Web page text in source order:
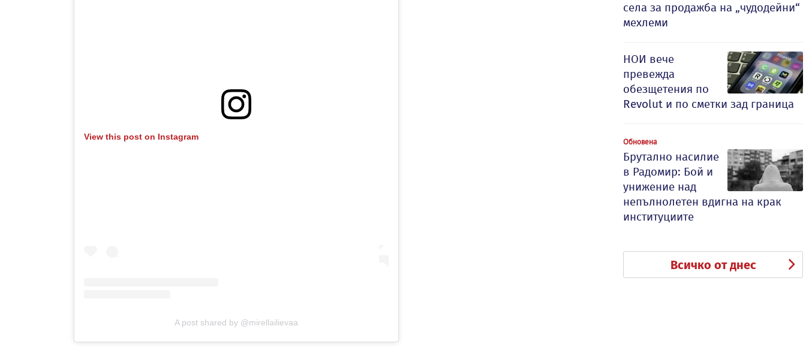
View this post on Instagram
A post shared by @mirellailievaa
села за продажба на „чудодейни“
мехлеми
НОИ вече
превежда
обезщетения по
Revolut и по сметки зад граница
Обновена
Брутално насилие
в Радомир: Бой и
унижение над
непълнолетен вдигна на крак
институциите
Всичко от днес